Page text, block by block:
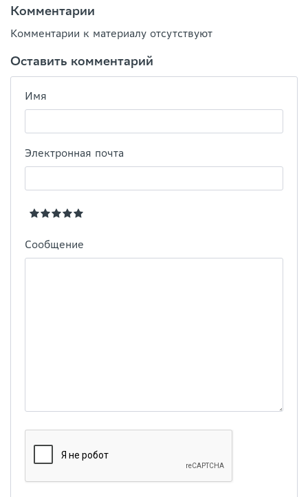
Комментарии
Комментарии к материалу отсутствуют
Оставить комментарий
Имя
Электронная почта
Сообщение